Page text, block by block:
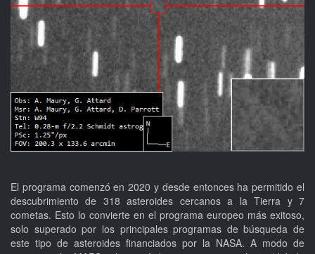
El programa comenzó en 2020 y desde entonces ha permitido el
descubrimiento de 318 asteroides cercanos a la Tierra y 7
cometas. Esto lo convierte en el programa europeo más exitoso,
solo superado por los principales programas de búsqueda de
este tipo de asteroides financiados por la NASA. A modo de